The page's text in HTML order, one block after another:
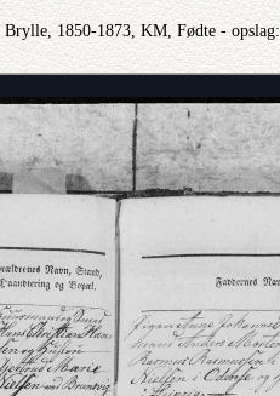
Brylle, 1850-1873, KM, Fødte - opslag: